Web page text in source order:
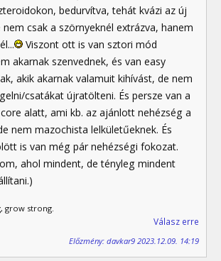
bedurvítva, tehát kvázi az új
csak a szörnyeknél extrázva, hanem
Viszont ott is van sztori mód
akarnak szenvednek, és van easy
akik akarnak valamuit kihívást, de nem
csatákat újratölteni. És persze van a
alatt, ami kb. az ajánlott nehézség a
nem mazochista lelkületűeknek. És
is van még pár nehézségi fokozat.
ahol mindent, de tényleg mindent
grow strong.
Válasz erre
Előzmény: davkar9 2023.12.09. 14:19